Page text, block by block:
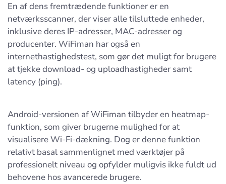
En af dens fremtrædende funktioner er en
netværksscanner, der viser alle tilsluttede enheder,
inklusive deres IP-adresser, MAC-adresser og
producenter. WiFiman har også en
internethastighedstest, som gør det muligt for brugere
at tjekke download- og uploadhastigheder samt
latency (ping).
Android-versionen af WiFiman tilbyder en heatmap-
funktion, som giver brugerne mulighed for at
visualisere Wi-Fi-dækning. Dog er denne funktion
relativt basal sammenlignet med værktøjer på
professionelt niveau og opfylder muligvis ikke fuldt ud
behovene hos avancerede brugere.